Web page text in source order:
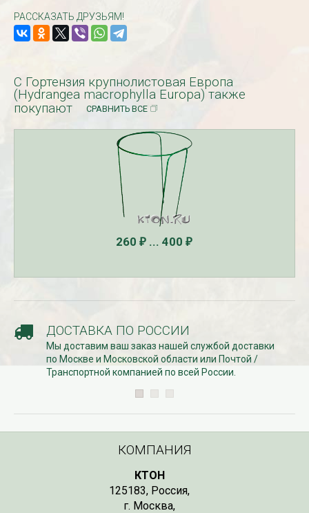
РАССКАЗАТЬ ДРУЗЬЯМ!
С Гортензия крупнолистовая Европа
(Hydrangea macrophylla Europa) также
покупают
СРАВНИТЬ ВСЕ
260 ₽... 400 ₽
ДОСТАВКА ПО РОССИИ
Мы доставим ваш заказ нашей службой доставки
по Москве и Московской области или Почтой /
Транспортной компанией по всей России.
КОМПАНИЯ
КТОН
125183, Россия,
г. Москва,